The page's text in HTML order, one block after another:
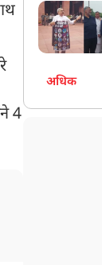
4
अधिक